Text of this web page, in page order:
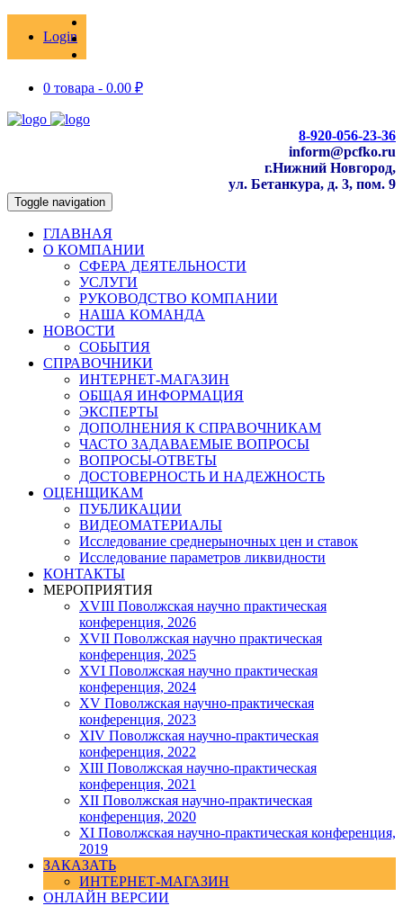
Login
0 товара - 0.00 ₽
8-920-056-23-36
inform@pcfko.ru
г.Нижний Новгород,
ул. Бетанкура, д. 3, пом. 9
Toggle navigation
ГЛАВНАЯ
О КОМПАНИИ
СФЕРА ДЕЯТЕЛЬНОСТИ
УСЛУГИ
РУКОВОДСТВО КОМПАНИИ
НАША КОМАНДА
НОВОСТИ
СОБЫТИЯ
СПРАВОЧНИКИ
ИНТЕРНЕТ-МАГАЗИН
ОБЩАЯ ИНФОРМАЦИЯ
ЭКСПЕРТЫ
ДОПОЛНЕНИЯ К СПРАВОЧНИКАМ
ЧАСТО ЗАДАВАЕМЫЕ ВОПРОСЫ
ВОПРОСЫ-ОТВЕТЫ
ДОСТОВЕРНОСТЬ И НАДЕЖНОСТЬ
ОЦЕНЩИКАМ
ПУБЛИКАЦИИ
ВИДЕОМАТЕРИАЛЫ
Исследование среднерыночных цен и ставок
Исследование параметров ликвидности
КОНТАКТЫ
МЕРОПРИЯТИЯ
XVIII Поволжская научно практическая
конференция, 2026
XVII Поволжская научно практическая
конференция, 2025
XVI Поволжская научно практическая
конференция, 2024
ХV Поволжская научно-практическая
конференция, 2023
ХIV Поволжская научно-практическая
конференция, 2022
ХIII Поволжская научно-практическая
конференция, 2021
ХII Поволжская научно-практическая
конференция, 2020
XI Поволжская научно-практическая конференция,
2019
ЗАКАЗАТЬ
ИНТЕРНЕТ-МАГАЗИН
ОНЛАЙН ВЕРСИИ